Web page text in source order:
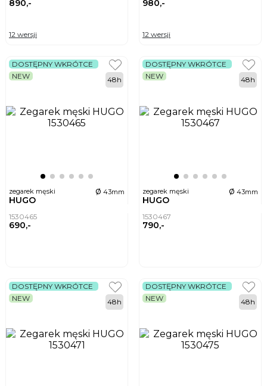
890,-
12 wersji
980,-
12 wersji
zegarek męski ø 43mm
HUGO
1530465
690,-
DOSTĘPNY WKRÓTCE
NEW
48h
zegarek męski ø 43mm
HUGO
1530467
790,-
DOSTĘPNY WKRÓTCE
NEW
48h
DOSTĘPNY WKRÓTCE
NEW
48h
DOSTĘPNY WKRÓTCE
NEW
48h